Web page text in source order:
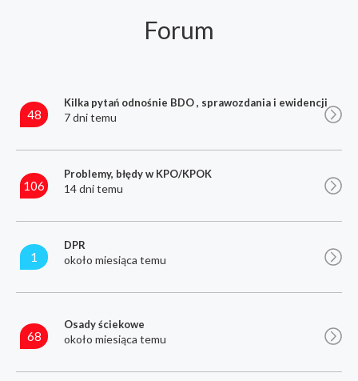
Forum
48
Kilka pytań odnośnie BDO , sprawozdania i ewidencji
7 dni temu
106
Problemy, błędy w KPO/KPOK
14 dni temu
1
DPR
około miesiąca temu
68
Osady ściekowe
około miesiąca temu